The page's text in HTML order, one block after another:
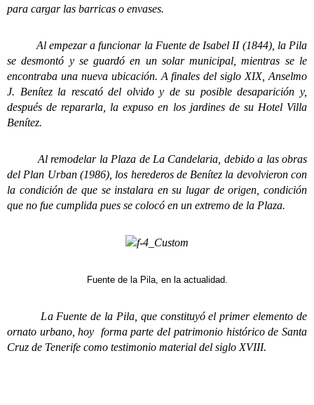
para cargar las barricas o envases.
Al empezar a funcionar la Fuente de Isabel II (1844), la Pila
se desmontó y se guardó en un solar municipal, mientras se le
encontraba una nueva ubicación. A finales del siglo XIX, Anselmo
J. Benítez la rescató del olvido y de su posible desaparición y,
después de repararla, la expuso en los jardines de su Hotel Villa
Benítez.
Al remodelar la Plaza de La Candelaria, debido a las obras
del Plan Urban (1986), los herederos de Benítez la devolvieron con
la condición de que se instalara en su lugar de origen, condición
que no fue cumplida pues se colocó en un extremo de la Plaza.
Fuente de la Pila, en la actualidad.
La Fuente de la Pila, que constituyó el primer elemento de
ornato urbano, hoy forma parte del patrimonio histórico de Santa
Cruz de Tenerife como testimonio material del siglo XVIII.